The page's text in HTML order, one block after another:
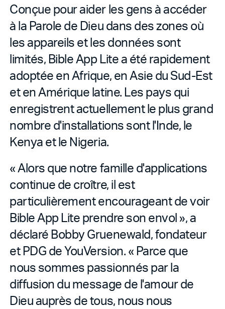
Conçue pour aider les gens à accéder
à la Parole de Dieu dans des zones où
les appareils et les données sont
limités, Bible App Lite a été rapidement
adoptée en Afrique, en Asie du Sud-Est
et en Amérique latine. Les pays qui
enregistrent actuellement le plus grand
nombre d'installations sont l'Inde, le
Kenya et le Nigeria.
« Alors que notre famille d'applications
continue de croître, il est
particulièrement encourageant de voir
Bible App Lite prendre son envol », a
déclaré Bobby Gruenewald, fondateur
et PDG de YouVersion. « Parce que
nous sommes passionnés par la
diffusion du message de l'amour de
Dieu auprès de tous, nous nous